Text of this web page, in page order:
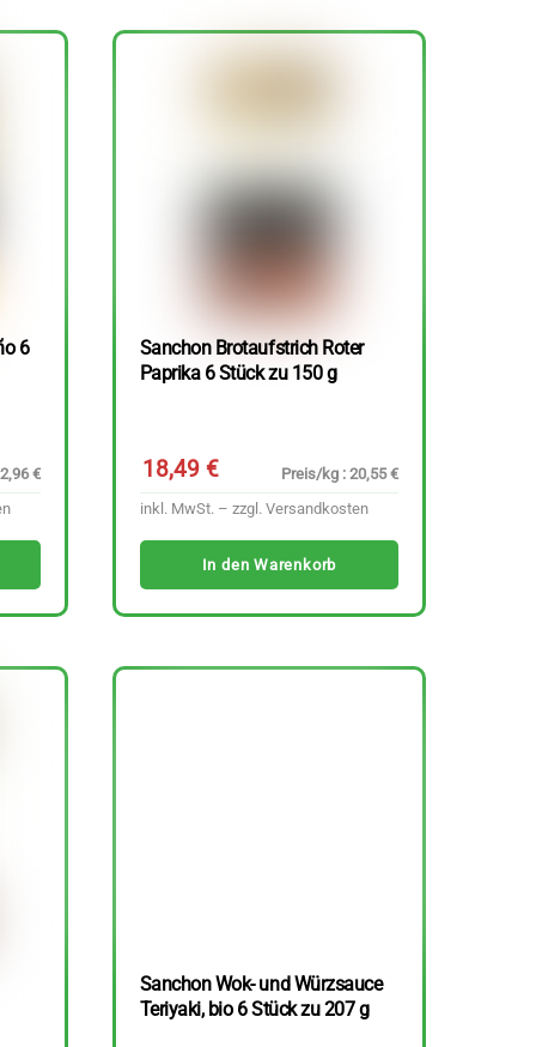
6
€
Sanchon Brotaufstrich Roter
Paprika 6 Stück zu 150 g
18,49€
Preis/kg : 20,55 €
inkl. MwSt. – zzgl. Versandkosten
In den Warenkorb
Sanchon Wok- und Würzsauce
Teriyaki, bio 6 Stück zu 207 g